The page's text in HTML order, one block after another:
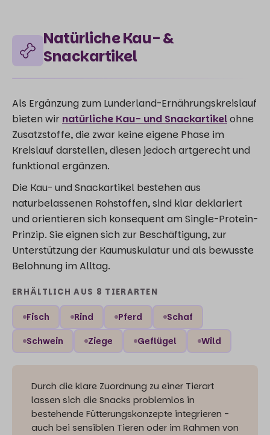
Natürliche Kau- &
Snackartikel
Als Ergänzung zum Lunderland-Ernährungskreislauf
bieten wir natürliche Kau- und Snackartikelohne
Zusatzstoffe, die zwar keine eigene Phase im
Kreislauf darstellen, diesen jedoch artgerecht und
funktional ergänzen.
Die Kau- und Snackartikel bestehen aus
naturbelassenen Rohstoffen, sind klar deklariert
und orientieren sich konsequent am Single-Protein-
Prinzip. Sie eignen sich zur Beschäftigung, zur
Unterstützung der Kaumuskulatur und als bewusste
Belohnung im Alltag.
ERHÄLTLICH AUS 8 TIERARTEN
Fisch Rind Pferd
Schaf
Schwein
Ziege Geflügel Wild
Durch die klare Zuordnung zu einer Tierart
lassen sich die Snacks problemlos in
bestehende Fütterungskonzepte integrieren -
auch bei sensiblen Tieren oder im Rahmen von